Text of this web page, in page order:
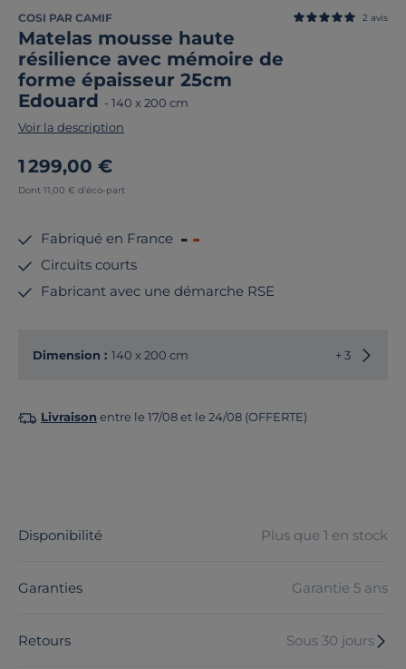
COSI PAR CAMIF
Matelas mousse haute
résilience avec mémoire de
forme épaisseur 25cm
Edouard - 140 x 200 cm
2 avis
Voir la description
1 299,00 €
Dont 11,00 € d'éco-part
Fabriqué en France
Circuits courts
Fabricant avec une démarche RSE
Dimension : 140 x 200 cm + 3
Livraison entre le 17/08 et le 24/08 (OFFERTE)
Disponibilité Plus que 1 en stock
Garanties Garantie 5 ans
Retours Sous 30 jours